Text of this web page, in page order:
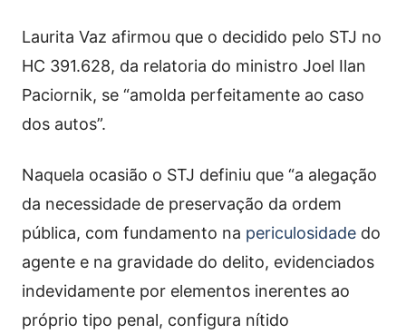
Laurita Vaz afirmou que o decidido pelo STJ no
HC 391.628, da relatoria do ministro Joel Ilan
Paciornik, se “amolda perfeitamente ao caso
dos autos”.
Naquela ocasião o STJ definiu que “a alegação
da necessidade de preservação da ordem
pública, com fundamento na periculosidade do
agente e na gravidade do delito, evidenciados
indevidamente por elementos inerentes ao
próprio tipo penal, configura nítido